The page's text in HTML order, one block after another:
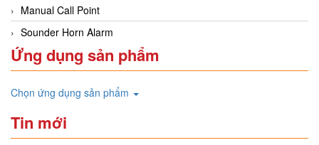
Manual Call Point
Sounder Horn Alarm
Ứng dụng sản phẩm
Chọn ứng dụng sản phẩm
Tin mới